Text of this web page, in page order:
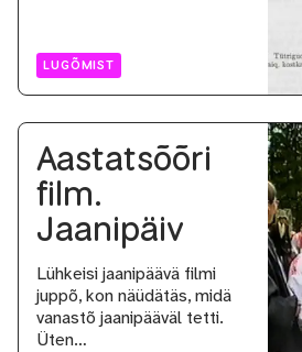
LUGÕMIST
Aastatsõõri
film.
Jaanipäiv
Lühkeisi jaanipäävä filmi
juppõ, kon näüdätäs, midä
vanastõ jaanipääväl tetti.
Üten…